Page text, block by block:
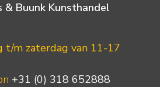
& Buunk Kunsthandel
t/m zaterdag van 11-17
+31 (0) 318 652888